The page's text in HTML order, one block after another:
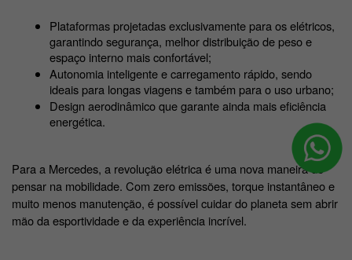
Plataformas projetadas exclusivamente para os elétricos,
garantindo segurança, melhor distribuição de peso e
espaço interno mais confortável;
Autonomia inteligente e carregamento rápido, sendo
ideais para longas viagens e também para o uso urbano;
Design aerodinâmico que garante ainda mais eficiência
energética.
Para a Mercedes, a revolução elétrica é uma nova maneira de
pensar na mobilidade. Com zero emissões, torque instantâneo e
muito menos manutenção, é possível cuidar do planeta sem abrir
mão da esportividade e da experiência incrível.